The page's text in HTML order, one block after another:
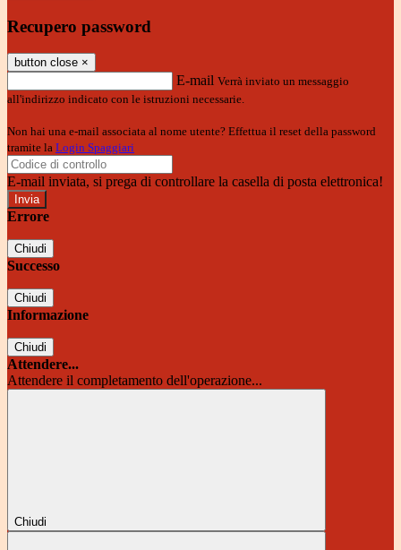
Recupero password
button close ×
E-mail Verrà inviato un messaggio
all'indirizzo indicato con le istruzioni necessarie.
Non hai una e-mail associata al nome utente? Effettua il reset della password
tramite la Login Spaggiari
E-mail inviata, si prega di controllare la casella di posta elettronica!
Errore
Chiudi
Successo
Chiudi
Informazione
Chiudi
Attendere...
Attendere il completamento dell'operazione...
Chiudi